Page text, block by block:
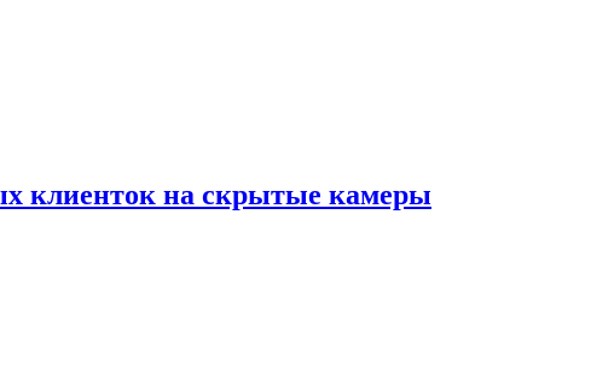
клиенток на скрытые камеры